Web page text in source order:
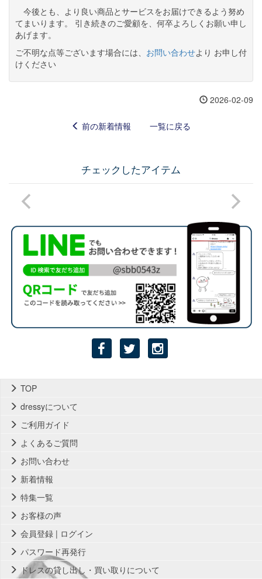
今後とも、より良い商品とサービスをお届けできるよう努め
てまいります。 引き続きのご愛顧を、何卒よろしくお願い申し
あげます。
ご不明な点等ございます場合には、 お問い合わせより お申し付
けください
2026-02-09
前の新着情報 一覧に戻る
チェックしたアイテム
TOP
dressyについて
ご利用ガイド
よくあるご質問
お問い合わせ
新着情報
特集一覧
お客様の声
会員登録 | ログイン
パスワード再発行
ドレスの貸し出し・買い取りについて